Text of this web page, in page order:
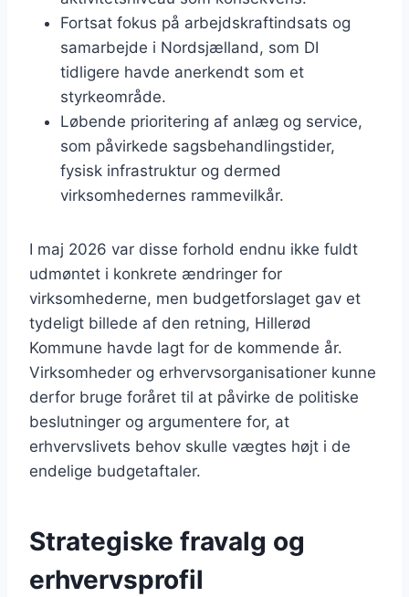
Fortsat fokus på arbejdskraftindsats og
samarbejde i Nordsjælland, som DI
tidligere havde anerkendt som et
styrkeområde.
Løbende prioritering af anlæg og service,
som påvirkede sagsbehandlingstider,
fysisk infrastruktur og dermed
virksomhedernes rammevilkår.
I maj 2026 var disse forhold endnu ikke fuldt
udmøntet i konkrete ændringer for
virksomhederne, men budgetforslaget gav et
tydeligt billede af den retning, Hillerød
Kommune havde lagt for de kommende år.
Virksomheder og erhvervsorganisationer kunne
derfor bruge foråret til at påvirke de politiske
beslutninger og argumentere for, at
erhvervslivets behov skulle vægtes højt i de
endelige budgetaftaler.
Strategiske fravalg og
erhvervsprofil